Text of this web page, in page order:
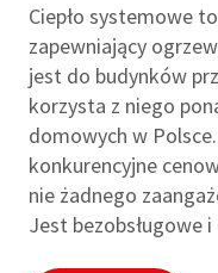
Ciepło systemowe
zapew­nia­jący
jest do budyn­ków
korzysta z niego
domowych w
kon­ku­ren­cyjne
nie żad­nego
Jest bez­ob­słu­gowe